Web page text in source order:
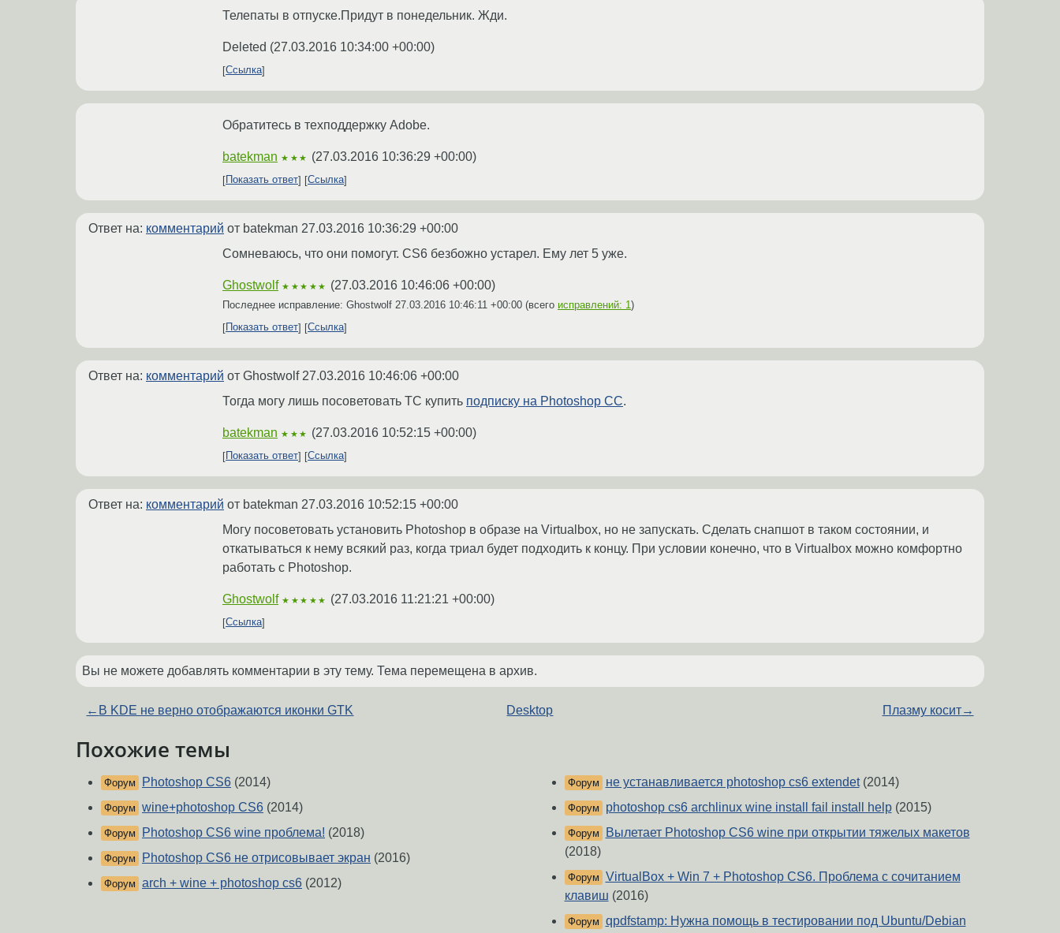
Телепаты в отпуске.Придут в понедельник. Жди.
Deleted (27.03.2016 10:34:00 +00:00)
Ссылка
Обратитесь в техподдержку Adobe.
batekman ★★★ (27.03.2016 10:36:29 +00:00)
Показать ответ Ссылка
Ответ на: комментарий от batekman 27.03.2016 10:36:29 +00:00
Сомневаюсь, что они помогут. CS6 безбожно устарел. Ему лет 5 уже.
Ghostwolf ★★★★★ (27.03.2016 10:46:06 +00:00)
Последнее исправление: Ghostwolf 27.03.2016 10:46:11 +00:00 (всего исправлений: 1 )
Показать ответ
Ссылка
Ответ на: комментарий от Ghostwolf 27.03.2016 10:46:06 +00:00
Тогда могу лишь посоветовать ТС купить подписку на Photoshop CC.
batekman ★★★ (27.03.2016 10:52:15 +00:00)
Показать ответ Ссылка
Ответ на: комментарий от batekman 27.03.2016 10:52:15 +00:00
Могу посоветовать установить Photoshop в образе на Virtualbox, но не запускать. Сделать снапшот в таком состоянии, и
откатываться к нему всякий раз, когда триал будет подходить к концу. При условии конечно, что в Virtualbox можно комфортно
работать с Photoshop.
Ghostwolf ★★★★★ (27.03.2016 11:21:21 +00:00)
Ссылка
Вы не можете добавлять комментарии в эту тему. Тема перемещена в архив.
← В KDE не верно отображаются иконки GTK Desktop Плазму косит→
Похожие темы
Форум Photoshop CS6 (2014)
Форум wine+photoshop CS6 (2014)
Форум Photoshop CS6 wine проблема! (2018)
Форум Photoshop CS6 не отрисовывает экран (2016)
Форум arch + wine + photoshop cs6 (2012)
Форум не устанавливается photoshop cs6 extendet(2014)
Форум photoshop cs6 archlinux wine install fail install help(2015)
Форум
Вылетает Photoshop CS6 wine при открытии тяжелых макетов
(2018)
Форум VirtualBox + Win 7 + Photoshop CS6. Проблема с сочитанием
клавиш (2016)
Форум qpdfstamp: Нужна помощь в тестировании под Ubuntu/Debian